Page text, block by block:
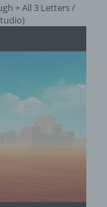
+ All 3 Letters /